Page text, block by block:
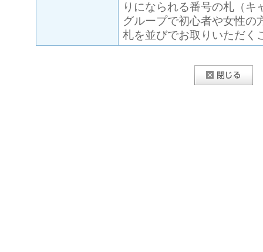
りになられる番号の札（キ
グループで初心者や女性の
札を並びでお取りいただく